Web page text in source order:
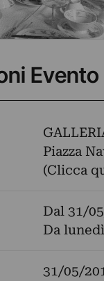
Evento
Piazza
(Clicca
Dal 31/
Da
31/05/